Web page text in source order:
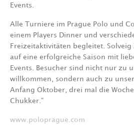
Events.
Alle Turniere im Prague Polo und
einem Players Dinner und
Freizeitaktivitäten begleitet. Solveig
auf eine erfolgreiche Saison mit
Events. Besucher sind nicht nur zu
willkommen, sondern auch zu
Anfang Oktober, drei mal die
Chukker.“
www.poloprague.com